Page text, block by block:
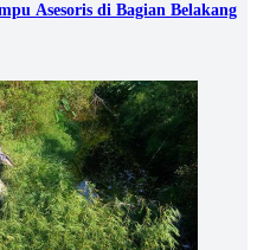
Asesoris di Bagian Belakang